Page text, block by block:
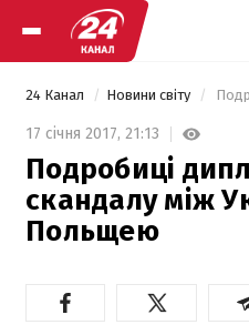
24 Канал Новини світу
17 січня 2017, 21:13
Подробиці
скандалу між
Польщею